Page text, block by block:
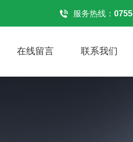
服务热线：
在线留言 联系我们